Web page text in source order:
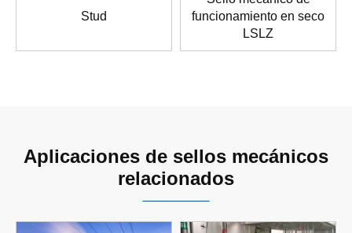
Stud
funcionamiento en seco
LSLZ
Aplicaciones de sellos mecánicos
relacionados